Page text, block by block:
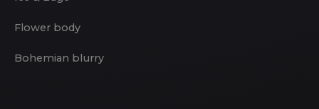
Flower body
Bohemian blurry